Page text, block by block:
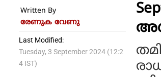
Written By
രേണുക വേണു
Last Modified:
Tuesday, 3 September 2024 (12:2
4 IST)